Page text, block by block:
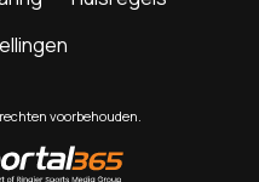
rechten voorbehouden.